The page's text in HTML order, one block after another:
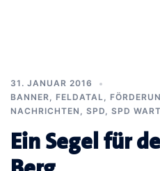
31. JANUAR 2016
BANNER, FELDATAL,
NACHRICHTEN , SPD, SPD
Ein Segel für